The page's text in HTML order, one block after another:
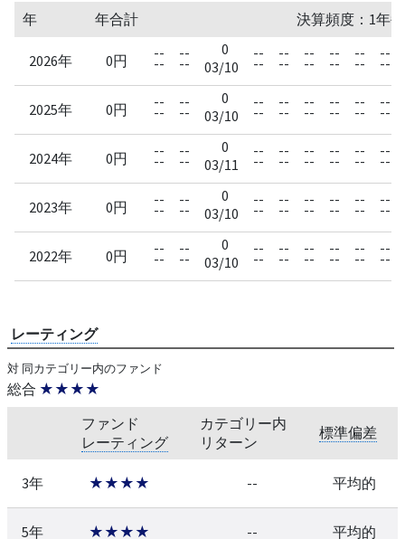
年 年合計 決算頻度：1年
2026年 0円 --
--
--
--
0
03/10
--
--
--
--
--
--
--
--
--
--
--
--
2025年 0円 --
--
--
--
0
03/10
--
--
--
--
--
--
--
--
--
--
--
--
2024年 0円 --
--
--
--
0
03/11
--
--
--
--
--
--
--
--
--
--
--
--
2023年 0円 --
--
--
--
0
03/10
--
--
--
--
--
--
--
--
--
--
--
--
2022年 0円 --
--
--
--
0
03/10
--
--
--
--
--
--
--
--
--
--
--
--
レーティング
対 同カテゴリー内のファンド
総合 ★★★★
ファンド
レーティング
カテゴリー内
リターン
標準偏差
3年 ★★★★ -- 平均的
5年 ★★★★ -- 平均的